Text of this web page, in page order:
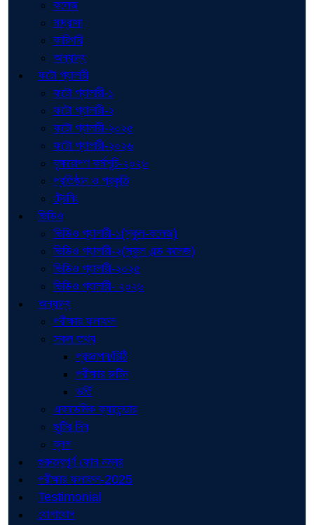
কলেজ
মাদ্রাসা
কারিগরি
অন্যান্য
ফটো গ্যালারী
ফটো গ্যালারী-১
ফটো গ্যালারী-২
ফটো গ্যালারী-২০২৫
ফটো গ্যালারী-২০২৬
বৃক্ষরোপণ কর্মসূচি-২০২৬
প্রতিষ্ঠান ও প্রকৃতি
ট্রেনিং
ভিডিও
ভিডিও গ্যালারী-১(স্কুল-কলেজ)
ভিডিও গ্যালারী-২(স্কুল এন্ড কলেজ)
ভিডিও গ্যালারী-২০২৫
ভিডিও গ্যালারী- ২০২৬
অন্যান্য
পরীক্ষার ফলাফল
সকল তথ্য
প্রজ্ঞাপন/চিঠি
পরীক্ষার রুটিন
ভর্তি
একাডেমিক ক্যালেন্ডার
ছুটির দিন
ব্লগ
গুরুত্বপূর্ণ ফোন নম্বর
পরীক্ষার ফলাফল-2025
Testimonial
যোগাযোগ